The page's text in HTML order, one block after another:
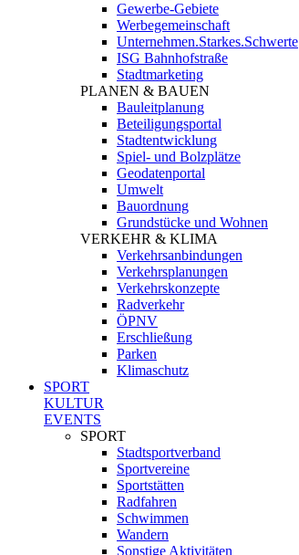
Gewerbe-Gebiete
Werbegemeinschaft
Unternehmen.Starkes.Schwerte
ISG Bahnhofstraße
Stadtmarketing
PLANEN & BAUEN
Bauleitplanung
Beteiligungsportal
Stadtentwicklung
Spiel- und Bolzplätze
Geodatenportal
Umwelt
Bauordnung
Grundstücke und Wohnen
VERKEHR & KLIMA
Verkehrsanbindungen
Verkehrsplanungen
Verkehrskonzepte
Radverkehr
ÖPNV
Erschließung
Parken
Klimaschutz
SPORT
KULTUR
EVENTS
SPORT
Stadtsportverband
Sportvereine
Sportstätten
Radfahren
Schwimmen
Wandern
Sonstige Aktivitäten